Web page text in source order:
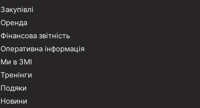
Закупівлі
Оренда
Фінансова звітність
Оперативна інформація
Ми в ЗМІ
Тренінги
Подяки
Новини